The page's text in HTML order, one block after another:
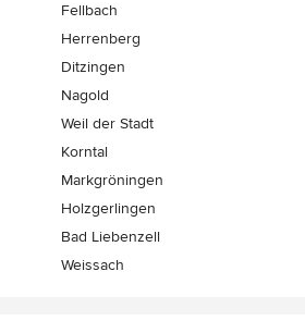
Fellbach
Herrenberg
Ditzingen
Nagold
Weil der Stadt
Korntal
Markgröningen
Holzgerlingen
Bad Liebenzell
Weissach